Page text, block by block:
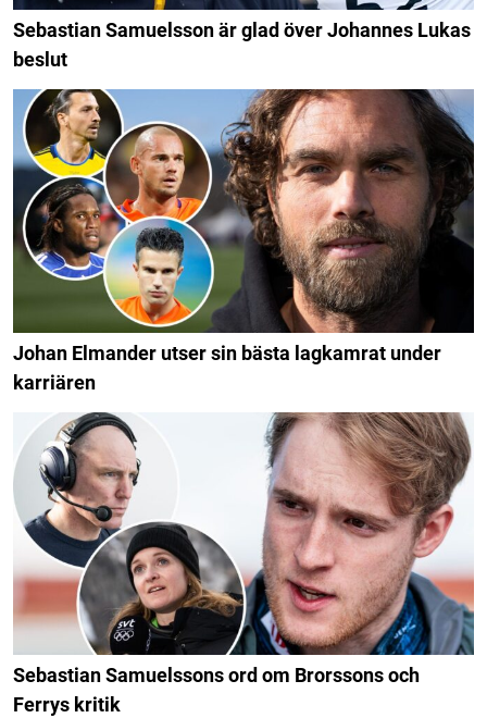
Sebastian Samuelsson är glad över Johannes Lukas
beslut
Johan Elmander utser sin bästa lagkamrat under
karriären
Sebastian Samuelssons ord om Brorssons och
Ferrys kritik